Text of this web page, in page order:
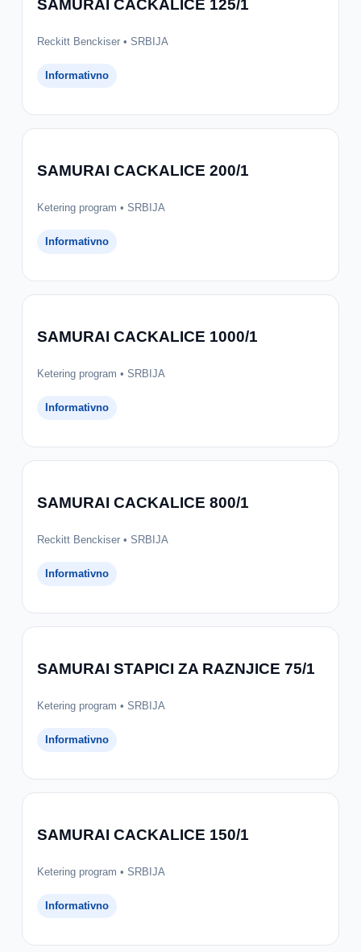
SAMURAI CACKALICE 125/1
Reckitt Benckiser • SRBIJA
Informativno
SAMURAI CACKALICE 200/1
Ketering program • SRBIJA
Informativno
SAMURAI CACKALICE 1000/1
Ketering program • SRBIJA
Informativno
SAMURAI CACKALICE 800/1
Reckitt Benckiser • SRBIJA
Informativno
SAMURAI STAPICI ZA RAZNJICE 75/1
Ketering program • SRBIJA
Informativno
SAMURAI CACKALICE 150/1
Ketering program • SRBIJA
Informativno